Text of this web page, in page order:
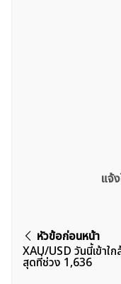
แจ้
แนะแนว
เรื่อง
หัวข้อก่อนหน้า
XAU/USD วันนี้เข้าใ
สุดที่ช่วง 1,636